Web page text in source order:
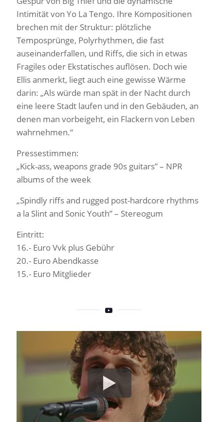
Intimität von Yo La Tengo. Ihre Kompositionen
brechen mit der Struktur: plötzliche
Temposprünge, Polyrhythmen, die fast
auseinanderfallen, und Riffs, die sich in etwas
Fragiles oder Ekstatisches auflösen. Doch wie
Ellis anmerkt, liegt auch eine gewisse Wärme
darin: „Als würde man spät in der Nacht durch
eine leere Stadt laufen und in den Gebäuden, an
denen man vorbeigeht, ein Flackern von Leben
wahrnehmen.“
Pressestimmen:
„Kick-ass, weapons grade 90s guitars” – NPR
albums of the week
„Spindly riffs and rugged post-hardcore rhythms
a la Slint and Sonic Youth” – Stereogum
Eintritt:
16.- Euro Vvk plus Gebühr
20.- Euro Abendkasse
15.- Euro Mitglieder